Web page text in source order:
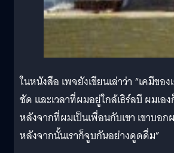
ในหนังสือ เพจยังเขียนเล่าว่า “เคมีขอ
ชัด และเวลาที่ผมอยู่ใกล้เธิร์ลบี ผมเอ
หลังจากที่ผมเป็นเพื่อนกับเขา เขาบอก
หลังจากนั้นเราก็จูบกันอย่างดูดดื่ม”